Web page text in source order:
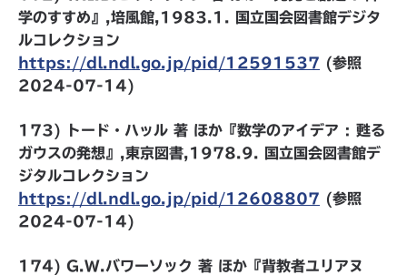
学のすすめ』,培風館,1983.1. 国立国会図書館デジタ
ルコレクション
https://dl.ndl.go.jp/pid/12591537 (参照
2024-07-14)
173) トード・ハッル 著 ほか『数学のアイデア : 甦る
ガウスの発想』,東京図書,1978.9. 国立国会図書館デ
ジタルコレクション
https://dl.ndl.go.jp/pid/12608807 (参照
2024-07-14)
174) G.W.バワーソック 著 ほか『背教者ユリアヌ